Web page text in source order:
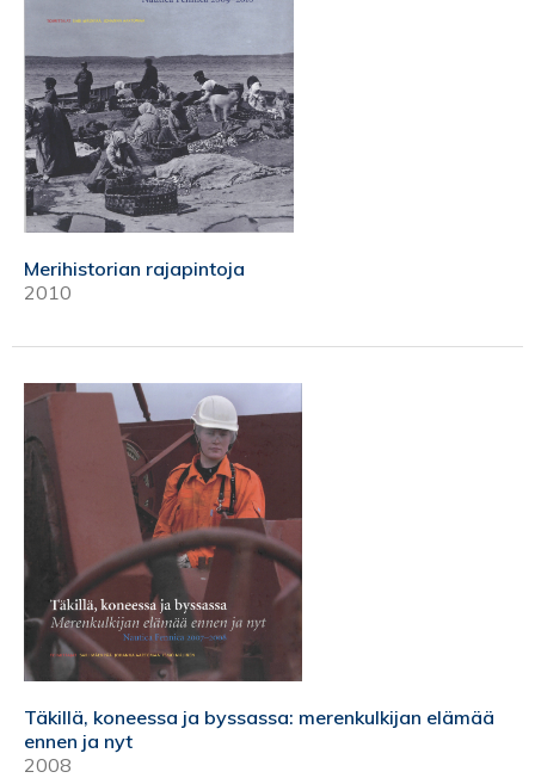
Merihistorian rajapintoja
2010
Täkillä, koneessa ja byssassa: merenkulkijan elämää
ennen ja nyt
2008